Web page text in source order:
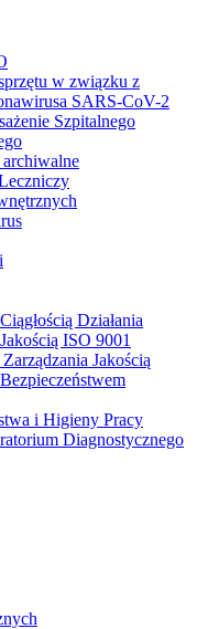
w związku z
SARS-CoV-2
Szpitalnego
archiwalne
Działania
ISO 9001
Jakością
i Higieny Pracy
Diagnostycznego